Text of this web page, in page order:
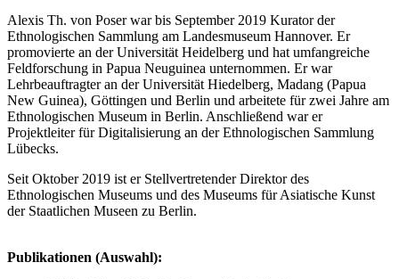
Alexis Th. von Poser war bis September 2019 Kurator der
Ethnologischen Sammlung am Landesmuseum Hannover. Er
promovierte an der Universität Heidelberg und hat umfangreiche
Feldforschung in Papua Neuguinea unternommen. Er war
Lehrbeauftragter an der Universität Hiedelberg, Madang (Papua
New Guinea), Göttingen und Berlin und arbeitete für zwei Jahre am
Ethnologischen Museum in Berlin. Anschließend war er
Projektleiter für Digitalisierung an der Ethnologischen Sammlung
Lübecks.
Seit Oktober 2019 ist er Stellvertretender Direktor des
Ethnologischen Museums und des Museums für Asiatische Kunst
der Staatlichen Museen zu Berlin.
Publikationen (Auswahl):